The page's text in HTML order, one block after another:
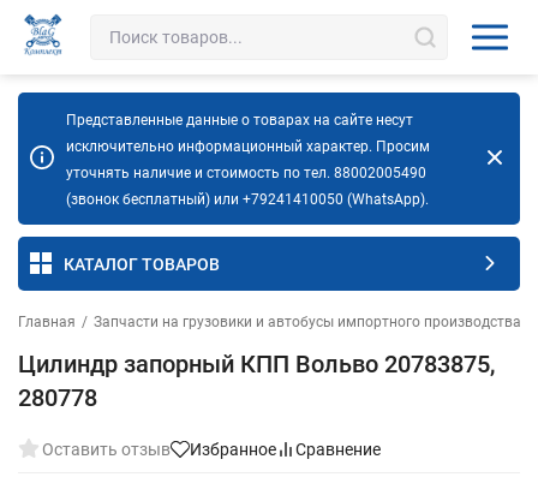
Представленные данные о товарах на сайте несут
исключительно информационный характер. Просим
уточнять наличие и стоимость по тел. 88002005490
(звонок бесплатный) или +79241410050 (WhatsApp).
КАТАЛОГ ТОВАРОВ
Главная / Запчасти на грузовики и автобусы импортного производства
Цилиндр запорный КПП Вольво 20783875,
280778
Оставить отзыв Избранное Сравнение